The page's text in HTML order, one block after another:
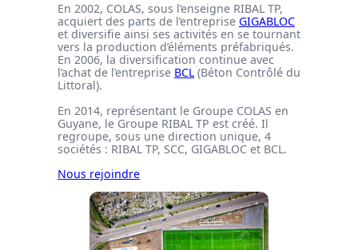
En 2002, COLAS, sous l’enseigne RIBAL TP,
acquiert des parts de l’entreprise GIGABLOC
et diversifie ainsi ses activités en se tournant
vers la production d’éléments préfabriqués.
En 2006, la diversification continue avec
l’achat de l’entreprise BCL (Béton Contrôlé du
Littoral).
En 2014, représentant le Groupe COLAS en
Guyane, le Groupe RIBAL TP est créé. Il
regroupe, sous une direction unique, 4
sociétés : RIBAL TP, SCC, GIGABLOC et BCL.
Nous rejoindre